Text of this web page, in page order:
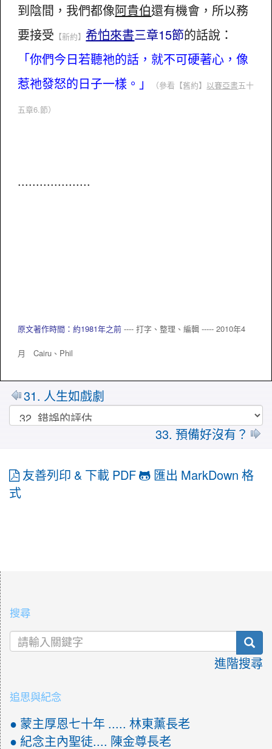
到陰間，我們都像阿貴伯還有機會，所以務
要接受 【新約】 希怕來書三章15節的話說：
「你們今日若聽祂的話，就不可硬著心，像
惹祂發怒的日子一樣。」
（參看【舊約】以賽亞書五十
五章6.節）
....................
原文著作時間：約1981年之前---- 打字、整理、編輯 ----- 2010年4
月 Cairu、 Phil
31. 人生如戲劇
33. 預備好沒有？
友善列印 & 下載 PDF
匯出 MarkDown 格
式
搜尋
進階搜尋
追思與紀念
● 蒙主厚恩七十年 ..... 林東薰長老
● 紀念主內聖徒.... 陳金尊長老